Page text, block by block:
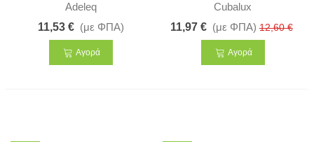
Adeleq
11,53 € (με ΦΠΑ)
Αγορά
Cubalux
11,97 € (με ΦΠΑ) 12,60 €
Αγορά